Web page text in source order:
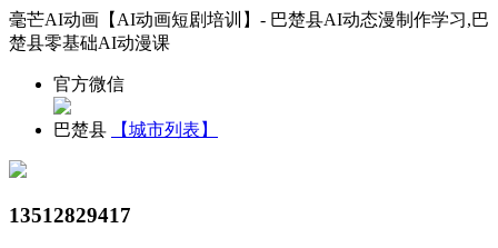
毫芒AI动画【AI动画短剧培训】- 巴楚县AI动态漫制作学习,巴
楚县零基础AI动漫课
官方微信
巴楚县 【城市列表】
13512829417